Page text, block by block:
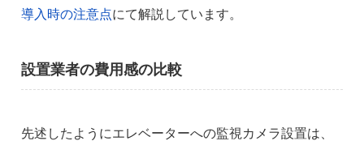
導入時の注意点にて解説しています。
設置業者の費用感の比較
先述したようにエレベーターへの監視カメラ設置は、